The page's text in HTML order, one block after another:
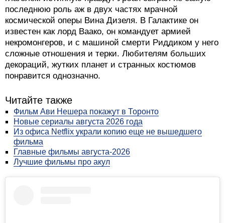
космической оперы Вина Дизеля. В Галактике он
известен как лорд Ваако, он командует армией
некромонгеров, и с машиной смерти Риддиком у него
сложные отношения и терки. Любителям больших
декораций, жутких планет и странных костюмов
понравится однозначно.
Фильм Ави Нешера покажут в Торонто
Новые сериалы августа 2026 года
Из офиса Netflix украли копию еще не вышедшего
фильма
Главные фильмы августа-2026
Лучшие фильмы про акул